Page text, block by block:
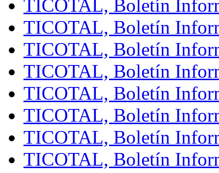
TICOTAL, Boletín
TICOTAL, Boletín
TICOTAL, Boletín
TICOTAL, Boletín
TICOTAL, Boletín
TICOTAL, Boletín
TICOTAL, Boletín
TICOTAL, Boletín